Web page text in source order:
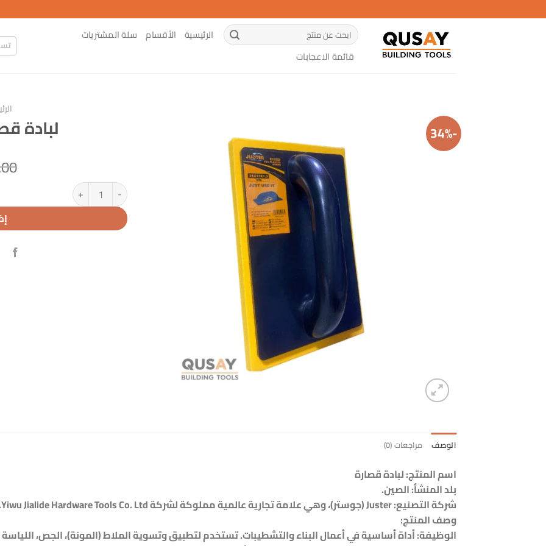
للمحتوى
البحث
عن:
الرئيسية الأقسام سلة المشتريات
قائمة الاعجابات
-34% لبادة
كمية لبادة قصارة طري جوستر
الوصف مراجعات (0)
اسم المنتج: لبادة قصارة
بلد المنشأ: الصين.
شركة التصنيع: Juster (جوستر)، وهي علامة تجارية عالمية مملوكة لشركة Yiwu Jialide Hardware Tools Co. Ltd. الصينية.
وصف المنتج:
الوظيفة: أداة أساسية في أعمال البناء والتشطيبات. تستخدم لتطبيق وتسوية الملاط (المونة)، الجص،